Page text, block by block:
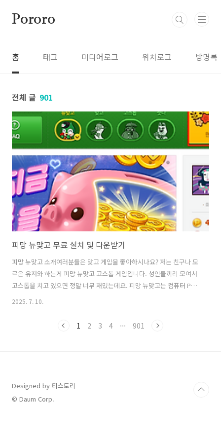
Pororo
홈 태그 미디어로그 위치로그 방명록
전체 글 901
피망 뉴맞고 무료 설치 및 다운받기
피망 뉴맞고 소개여러분들은 맞고 게임을 좋아하시나요? 저는 친구나 모
르은 유저와 하는게 피망 뉴맞고 고스톱 게임입니다. 성인들끼리 모여서
고스톱을 치고 있으면 정말 너무 재밌는데요. 피망 뉴맞고는 컴퓨터 PC
버전도 있고요. 모바일 휴대폰 어플 버전도 있어서 설치해서 즐겨볼 수
싫어하기 때문에 컴퓨터나 모바일로 맞고를 통해 연습을 하곤 합니다. 피
2025. 7. 10.
1 2 3 4 ··· 901
Designed by 티스토리
© Daum Corp.